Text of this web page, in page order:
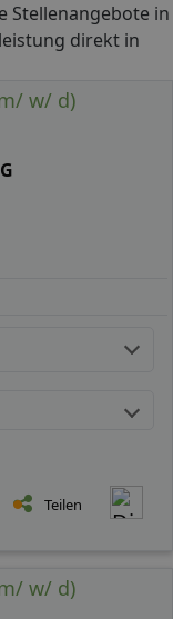
Stellenangebote in
direkt in
w/ d)
Teilen
w/ d)